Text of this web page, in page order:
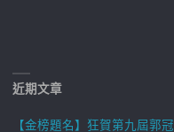
近期文章
【金榜題名】狂賀第九屆郭